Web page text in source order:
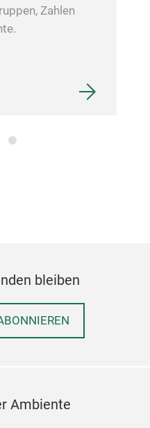
Zahlen
bleiben
Ambiente